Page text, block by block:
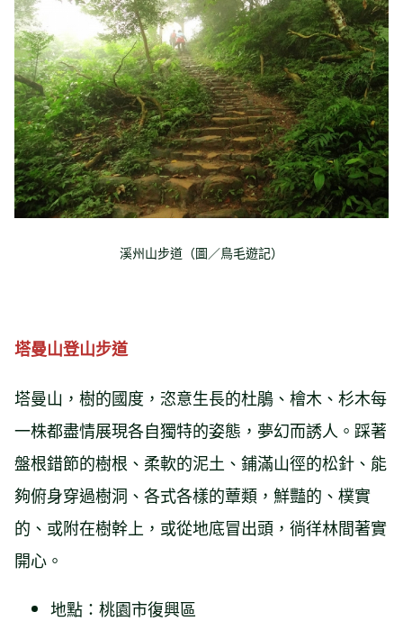
溪州山步道（圖／鳥毛遊記）
塔曼山登山步道
塔曼山，樹的國度，恣意生長的杜鵑、檜木、杉木每
一株都盡情展現各自獨特的姿態，夢幻而誘人。踩著
盤根錯節的樹根、柔軟的泥土、鋪滿山徑的松針、能
夠俯身穿過樹洞、各式各樣的蕈類，鮮豔的、樸實
的、或附在樹幹上，或從地底冒出頭，徜徉林間著實
開心。
地點：桃園市復興區